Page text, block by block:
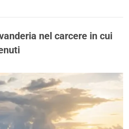
nel carcere in cui